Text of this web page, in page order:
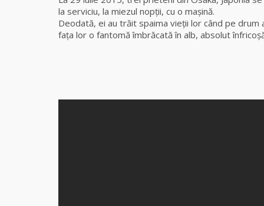
la serviciu, la miezul nopţii, cu o maşină.
Deodată, ei au trăit spaima vieţii lor când pe drum
faţa lor o fantomă îmbrăcată în alb, absolut